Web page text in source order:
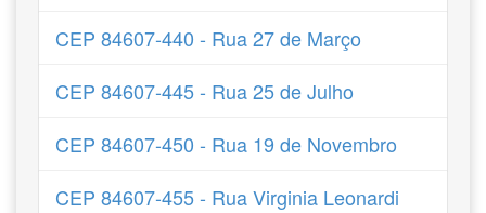
CEP 84607-440 - Rua 27 de Março
CEP 84607-445 - Rua 25 de Julho
CEP 84607-450 - Rua 19 de Novembro
CEP 84607-455 - Rua Virginia Leonardi